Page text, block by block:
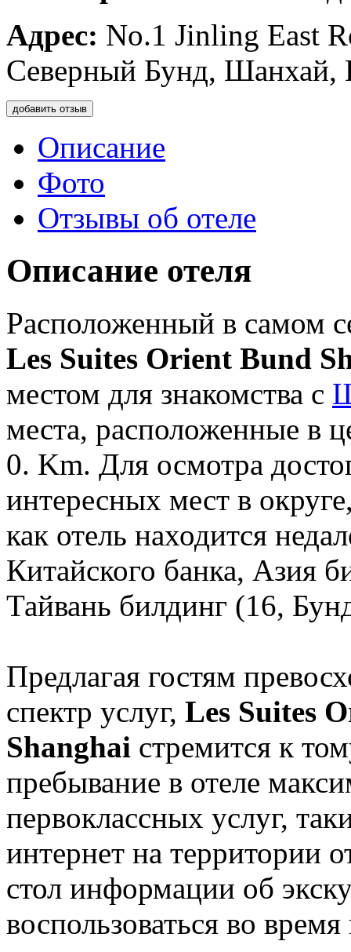
Адрес: No.1 Jinling East
Северный Бунд, Шанхай,
добавить отзыв
Описание
Фото
Отзывы об отеле
Описание отеля
Расположенный в самом
Les Suites Orient Bund
местом для знакомства с
места, расположенные в
0. Km. Для осмотра
интересных мест в
как отель находится
Китайского банка, Азия
Тайвань билдинг (16,
Предлагая гостям
спектр услуг, Les Suites
Shanghai стремится к
пребывание в отеле
первоклассных услуг,
интернет на территории
стол информации об
воспользоваться во